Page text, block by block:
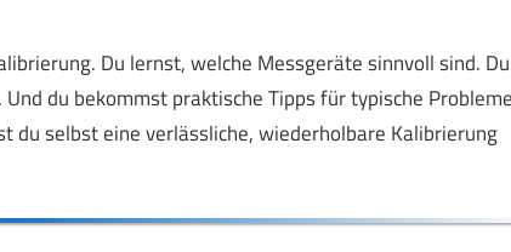
Du lernst, welche Messgeräte sinnvoll sind. Du
du bekommst praktische Tipps für typische Probleme
du selbst eine verlässliche, wiederholbare Kalibrierung